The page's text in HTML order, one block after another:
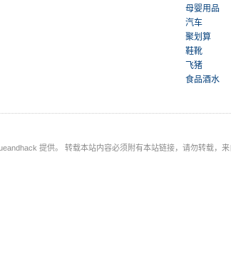
母婴用品
汽车
聚划算
鞋靴
飞猪
食品酒水
提供。 转载本站内容必须附有本站链接，请勿转载，来